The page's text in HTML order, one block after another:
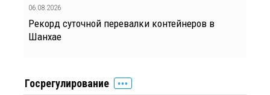
06.08.2026
Рекорд суточной перевалки контейнеров в
Шанхае
Госрегулирование